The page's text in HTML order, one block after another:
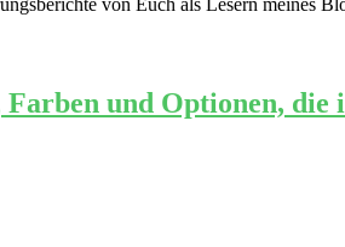
von Euch als Lesern meines
und Optionen, die